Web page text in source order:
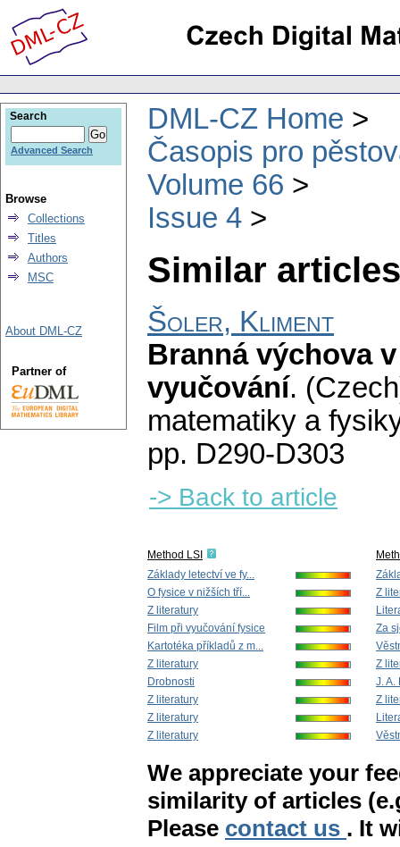
DML-CZ Home
Časopis pro
Volume 66
Issue 4
Similar
Šoler, Kliment
Branná výchova
vyučování.
matematiky a
pp. D290-D303
-> Back to article
Method LSI
Základy letectví ve fy...
O fysice v nižších tří...
Z literatury
Film při vyučování fysice
Kartotéka příkladů z m...
Z literatury
Drobnosti
Z literatury
Z literatury
Z literatury
Z
Za
Z
J. A.
Z
We appreciate your
similarity of articles
Please contact us . It
Search
Advanced Search
Browse
Collections
Titles
Authors
MSC
About DML-CZ
Partner of